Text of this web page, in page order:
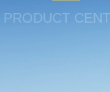
PRODUCT